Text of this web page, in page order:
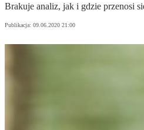
Brakuje analiz, jak i gdzie przenosi
Publikacja: 09.06.2020 21:00